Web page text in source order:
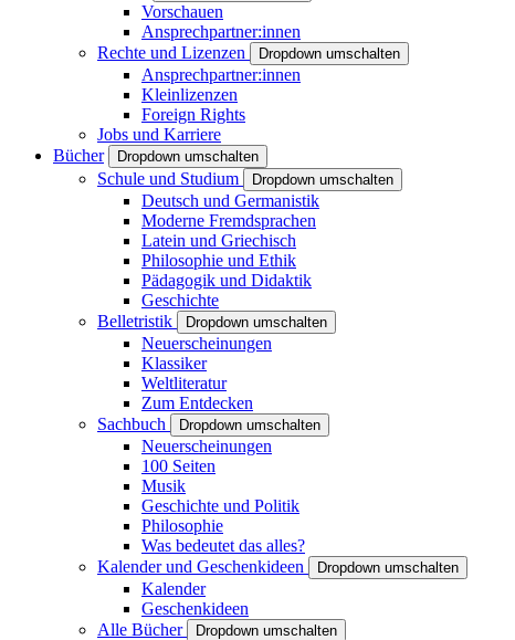
Vorschauen
Ansprechpartner:innen
Rechte und Lizenzen
Dropdown umschalten
Ansprechpartner:innen
Kleinlizenzen
Foreign Rights
Jobs und Karriere
Bücher
Dropdown umschalten
Schule und Studium Dropdown umschalten
Deutsch und Germanistik
Moderne Fremdsprachen
Latein und Griechisch
Philosophie und Ethik
Pädagogik und Didaktik
Geschichte
Belletristik
Dropdown umschalten
Neuerscheinungen
Klassiker
Weltliteratur
Zum Entdecken
Sachbuch
Dropdown umschalten
Neuerscheinungen
100 Seiten
Musik
Geschichte und Politik
Philosophie
Was bedeutet das alles?
Kalender und Geschenkideen
Dropdown umschalten
Kalender
Geschenkideen
Alle Bücher
Dropdown umschalten